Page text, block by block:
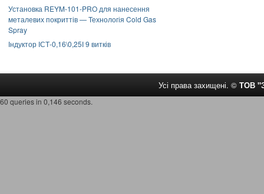
Установка REYM-101-PRO для нанесення
металевих покриттів — Технологія Cold Gas
Spray
Індуктор ІСТ-0,16\0,25І 9 витків
Усі права захищені. © ТОВ
60 queries in 0,146 seconds.